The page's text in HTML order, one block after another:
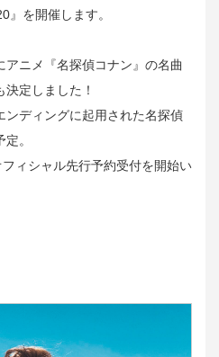
』を開催します。
アニメ『名探偵コナン』の名曲
定しました！
ンディングに起用された名探偵
。
ィシャル先行予約受付を開始い